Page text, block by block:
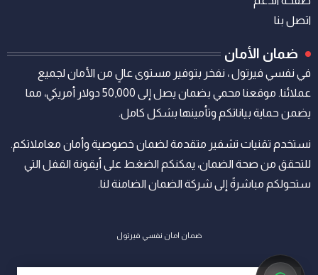
اتصل بنا
ضمان الأمان
في نفسي فيرتول ، نفخر بتوفير مستوى عالٍ من الأمان لجميع
عملائنا. موقعنا محمي بضمان يصل إلى 50,000 دولار أمريكي، مما
يضمن حماية بياناتكم وتأمينها بشكل كامل.
نستخدم تقنيات تشفير متقدمة لضمان خصوصية وأمان معاملاتكم.
للتحقق من صحة الضمان، يمكنكم الضغط على أيقونة القفل التي
ستحولكم مباشرةً إلى شركة الضمان الضامنة لنا.
ضمان امان نفسي فيرتول